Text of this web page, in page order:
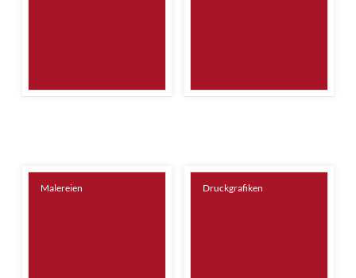
Malereien Druckgrafiken